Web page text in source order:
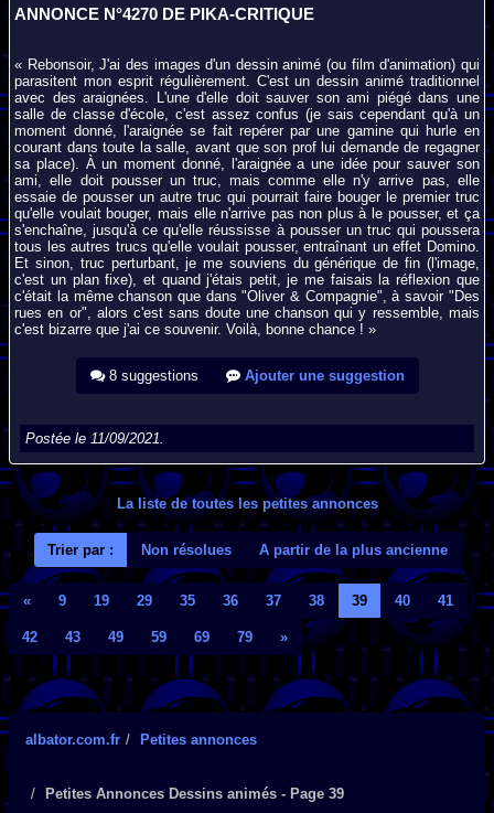
ANNONCE N°4270 DE PIKA-CRITIQUE
« Rebonsoir, J'ai des images d'un dessin animé (ou film d'animation) qui
parasitent mon esprit régulièrement. C'est un dessin animé traditionnel
avec des araignées. L'une d'elle doit sauver son ami piégé dans une
salle de classe d'école, c'est assez confus (je sais cependant qu'à un
moment donné, l'araignée se fait repérer par une gamine qui hurle en
courant dans toute la salle, avant que son prof lui demande de regagner
sa place). À un moment donné, l'araignée a une idée pour sauver son
ami, elle doit pousser un truc, mais comme elle n'y arrive pas, elle
essaie de pousser un autre truc qui pourrait faire bouger le premier truc
qu'elle voulait bouger, mais elle n'arrive pas non plus à le pousser, et ça
s'enchaîne, jusqu'à ce qu'elle réussisse à pousser un truc qui poussera
tous les autres trucs qu'elle voulait pousser, entraînant un effet Domino.
Et sinon, truc perturbant, je me souviens du générique de fin (l'image,
c'est un plan fixe), et quand j'étais petit, je me faisais la réflexion que
c'était la même chanson que dans "Oliver & Compagnie", à savoir "Des
rues en or", alors c'est sans doute une chanson qui y ressemble, mais
c'est bizarre que j'ai ce souvenir. Voilà, bonne chance ! »
8 suggestions Ajouter une suggestion
Postée le 11/09/2021.
La liste de toutes les petites annonces
Trier par : Non résolues A partir de la plus ancienne
« 9 19 29 35 36 37 38 39 40 41
42 43 49 59 69 79 »
albator.com.fr Petites annonces
Petites Annonces Dessins animés - Page 39